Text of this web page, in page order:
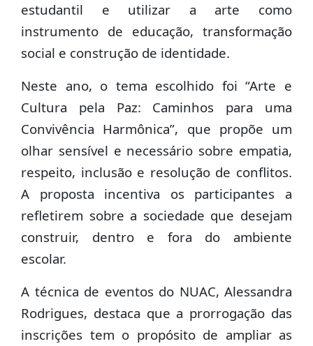
estudantil e utilizar a arte como
instrumento de educação, transformação
social e construção de identidade.
Neste ano, o tema escolhido foi “Arte e
Cultura pela Paz: Caminhos para uma
Convivência Harmônica”, que propõe um
olhar sensível e necessário sobre empatia,
respeito, inclusão e resolução de conflitos.
A proposta incentiva os participantes a
refletirem sobre a sociedade que desejam
construir, dentro e fora do ambiente
escolar.
A técnica de eventos do NUAC, Alessandra
Rodrigues, destaca que a prorrogação das
inscrições tem o propósito de ampliar as